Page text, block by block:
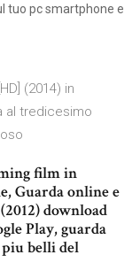
tuo pc smartphone e
(2014) in
al tredicesimo
film in
Guarda online e
download
Play, guarda
belli del